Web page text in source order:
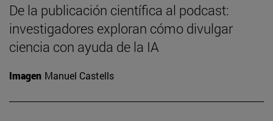
De la publicación científica al podcast:
investigadores exploran cómo divulgar
ciencia con ayuda de la IA
Imagen Manuel Castells